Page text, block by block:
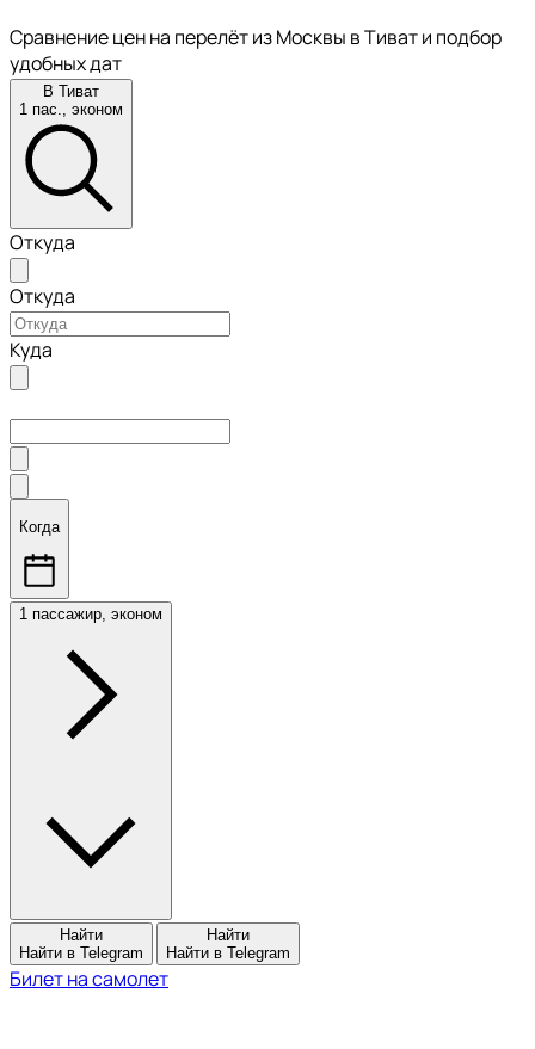
Сравнение цен на перелёт из Москвы в Тиват и подбор
удобных дат
В Тиват
1 пас., эконом
Откуда
Откуда
Куда
Когда
1 пассажир, эконом
Найти
Найти в Telegram
Найти
Найти в Telegram
Билет на самолет